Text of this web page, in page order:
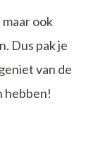
ook
Dus pak je
van de
hebben!